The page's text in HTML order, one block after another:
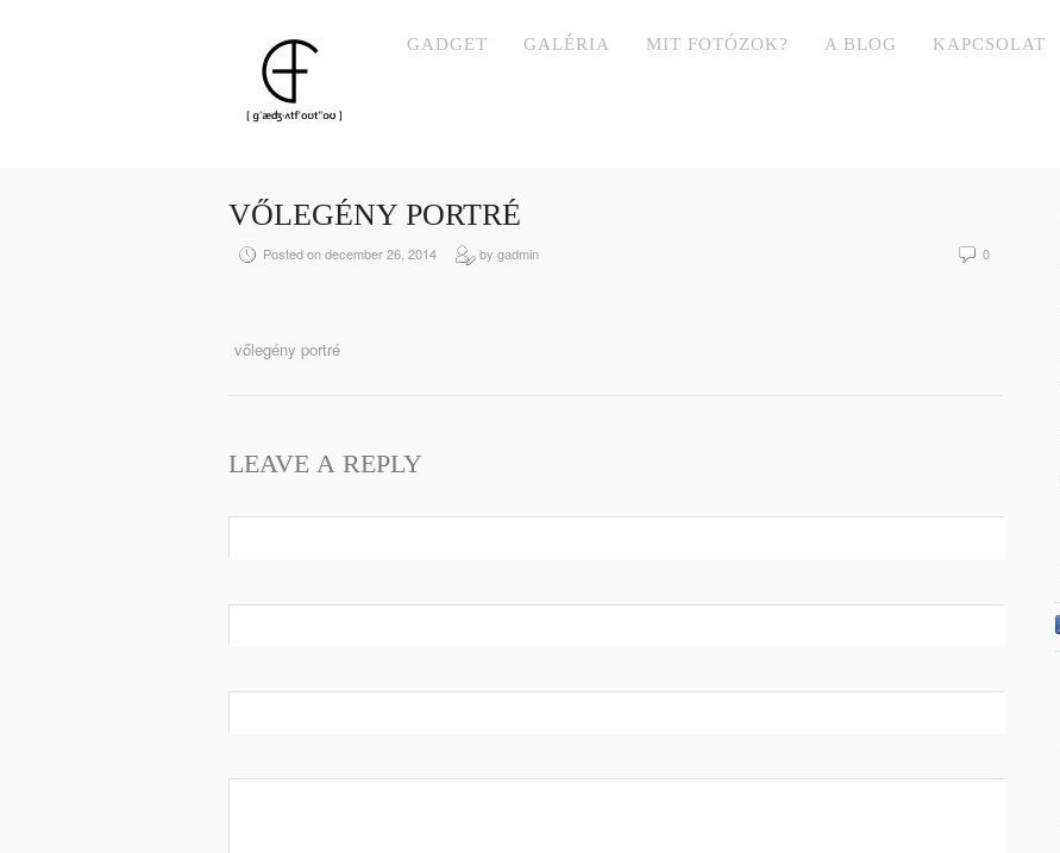
GADGET GALÉRIA MIT FOTÓZOK? A BLOG KAPCSOLAT
VŐLEGÉNY PORTRÉ
Posted on december 26, 2014 by gadmin 0
vőlegény portré
LEAVE A REPLY